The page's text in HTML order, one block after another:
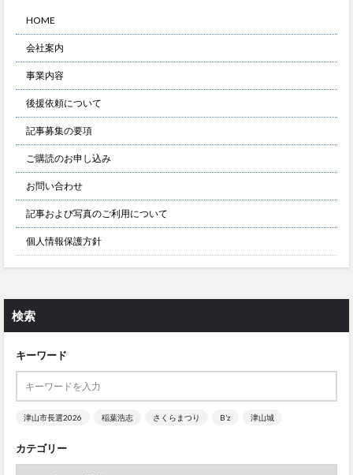
HOME
会社案内
事業内容
後援依頼について
記事募集の要項
ご購読のお申し込み
お問い合わせ
記事および写真のご利用について
個人情報保護方針
検索
キーワード
津山市長選2026 稲葉浩志 さくらまつり B’z 津山城
カテゴリー